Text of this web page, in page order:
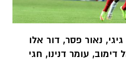
נאור פסר, דור אלו
74), דניאל דימוב, עומר דנינו, חגי